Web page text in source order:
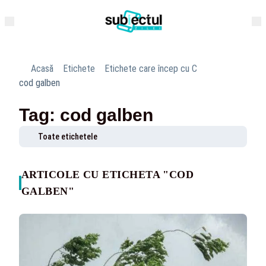
Acasă Etichete
Etichete care încep cu C
cod galben
Tag: cod galben
Toate etichetele
ARTICOLE CU ETICHETA "COD
GALBEN"